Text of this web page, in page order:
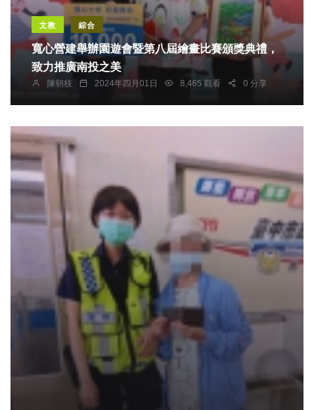
文教 綜合
寬心營建舉辦園遊會暨第八屆繪畫比賽頒獎典禮，
致力推廣南投之美
陳朝枝 2024年四月01日 8,465 觀看 0 分享